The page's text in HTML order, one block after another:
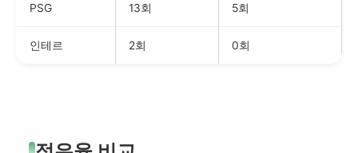
PSG 13회 5회
인테르 2회 0회